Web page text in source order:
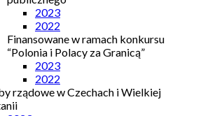
2023
2022
Finansowane w ramach konkursu
“Polonia i Polacy za Granicą”
2023
2022
rządowe w Czechach i Wielkiej